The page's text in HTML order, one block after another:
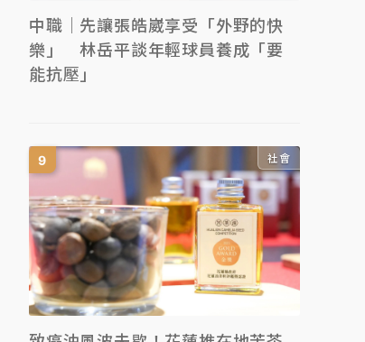
中職｜先讓張皓崴享受「外野的快
樂」 林岳平談年輕球員養成「要
能抗壓」
社會